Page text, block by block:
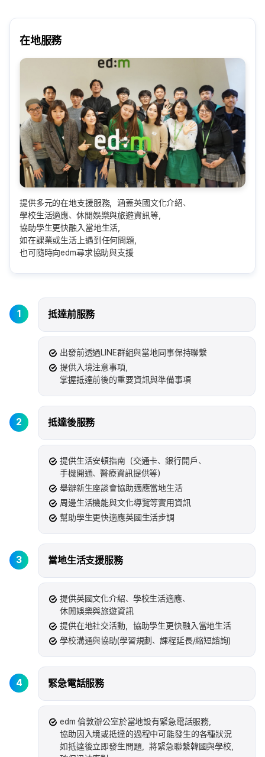
在地服務
提供多元的在地支援服務，涵蓋英國文化介紹、
學校生活適應、休閒娛樂與旅遊資訊等，
協助學生更快融入當地生活，
如在課業或生活上遇到任何問題，
也可隨時向edm尋求協助與支援
1 抵達前服務
出發前透過LINE群組與當地同事保持聯繫
提供入境注意事項，
掌握抵達前後的重要資訊與準備事項
2 抵達後服務
提供生活安頓指南（交通卡、銀行開戶、
手機開通、醫療資訊提供等）
舉辦新生座談會協助適應當地生活
周邊生活機能與文化導覽等實用資訊
幫助學生更快適應英國生活步調
3 當地生活支援服務
提供英國文化介紹、學校生活適應、
休閒娛樂與旅遊資訊
提供在地社交活動，協助學生更快融入當地生活
學校溝通與協助(學習規劃、課程延長/縮短諮詢)
4 緊急電話服務
edm 倫敦辦公室於當地設有緊急電話服務，
協助因入境或抵達的過程中可能發生的各種狀況
如抵達後立即發生問題，將緊急聯繫韓國與學校，